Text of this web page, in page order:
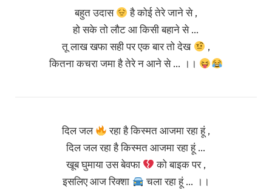
बहुत उदास
है कोई तेरे जाने से ,
हो सके तो लौट आ किसी बहाने से …
तू लाख खफा सही पर एक बार तो देख
,
कितना कचरा जमा है तेरे न आने से … ।।
दिल जल
रहा है किस्मत आजमा रहा हूं ,
दिल जल रहा है किस्मत आजमा रहा हूं …
खूब घुमाया उस बेवफा
को बाइक पर ,
इसलिए आज रिक्शा
चला रहा हूं … ।।